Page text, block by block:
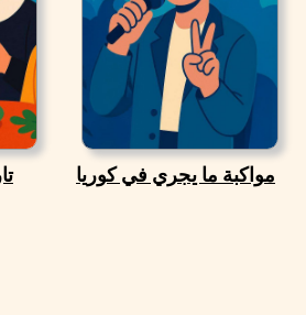
مواكبة ما يجري في كوريا